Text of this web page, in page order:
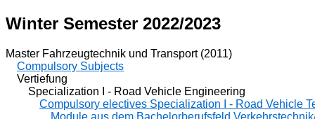
Winter Semester 2022/2023
Master Fahrzeugtechnik und Transport (2011)
Compulsory Subjects
Vertiefung
Specialization I - Road Vehicle Engineering
Compulsory electives Specialization I - Road Vehicle
Module aus dem Bachelorberufsfeld